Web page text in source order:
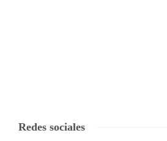
Redes sociales